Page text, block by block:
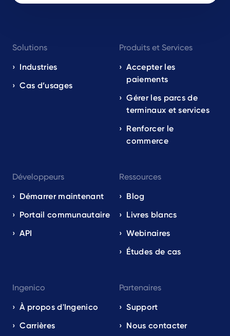
navigation
EN
Solutions
Industries
Cas d’usages
Produits et Services
Accepter les
paiements
Gérer les parcs de
terminaux et services
Renforcer le
commerce
Développeurs
Démarrer maintenant
Portail communautaire
API
Ressources
Blog
Livres blancs
Webinaires
Études de cas
Ingenico
À propos d'Ingenico
Carrières
Partenaires
Support
Nous contacter